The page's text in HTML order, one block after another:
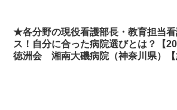
★各分野の現役看護部長・教育担当
ス！自分に合った病院選びとは？【
徳洲会 湘南大磯病院（神奈川県）【